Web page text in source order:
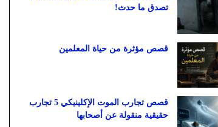
تصدق ما حدث!
قصص مؤثرة من حياة المعلمين
قصص تجارب الموت الإكلينيكي 5 تجارب
حقيقية منقولة عن أصحابها